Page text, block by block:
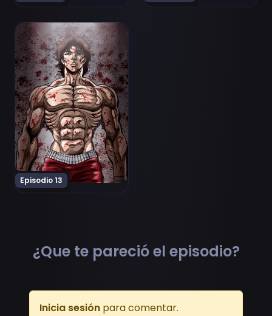
Episodio 13
Ver Baki: Dai Raitaisai-hen Episodio 13
¿Que te pareció el episodio?
Inicia sesión para comentar.